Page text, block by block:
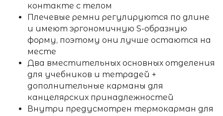
контакте с телом
Плечевые ремни регулируются по длине
и имеют эргономичную S-образную
форму, поэтому они лучше остаются на
месте
Два вместительных основных отделения
для учебников и тетрадей +
дополнительные карманы для
канцелярских принадлежностей
Внутри предусмотрен термокарман для